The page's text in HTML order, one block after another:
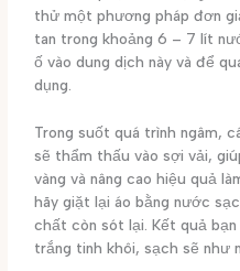
thử một phương pháp đơn
tan trong khoảng 6 – 7 lít
ố vào dung dịch này và để
dụng.
Trong suốt quá trình ngâm,
sẽ thẩm thấu vào sợi vải,
vàng và nâng cao hiệu quả
hãy giặt lại áo bằng nước
chất còn sót lại. Kết quả
trắng tinh khôi, sạch sẽ như